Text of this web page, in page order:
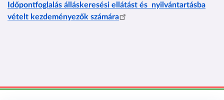
Időpontfoglalás álláskeresési ellátást és nyilvántartásba
vételt kezdeményezők számára